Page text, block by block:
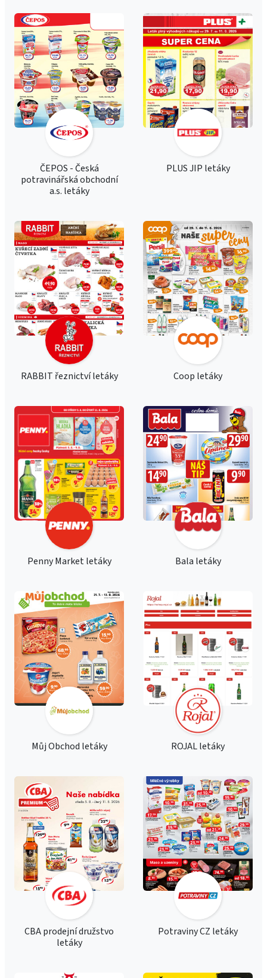
ČEPOS - Česká
potravinářská obchodní
a.s. letáky
PLUS JIP letáky
RABBIT řeznictví letáky Coop letáky
Penny Market letáky Bala letáky
Můj Obchod letáky ROJAL letáky
CBA prodejní družstvo
letáky
Potraviny CZ letáky